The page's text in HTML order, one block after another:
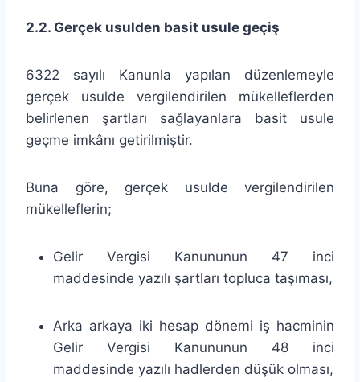
2.2. Gerçek usulden basit usule geçiş
6322 sayılı Kanunla yapılan düzenlemeyle
gerçek usulde vergilendirilen mükelleflerden
belirlenen şartları sağlayanlara basit usule
geçme imkânı getirilmiştir.
Buna göre, gerçek usulde vergilendirilen
mükelleflerin;
Gelir Vergisi Kanununun 47 inci
maddesinde yazılı şartları topluca taşıması,
Arka arkaya iki hesap dönemi iş hacminin
Gelir Vergisi Kanununun 48 inci
maddesinde yazılı hadlerden düşük olması,